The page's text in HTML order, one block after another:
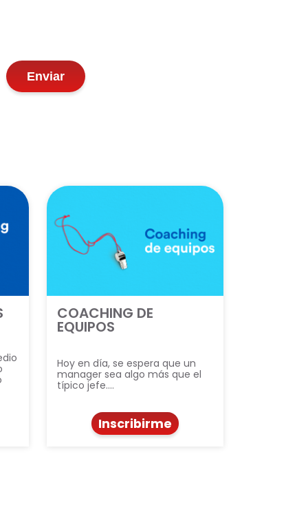
COACHING DE
EQUIPOS
Hoy en día, se espera que un
manager sea algo más que el
típico jefe.…
Inscribirme